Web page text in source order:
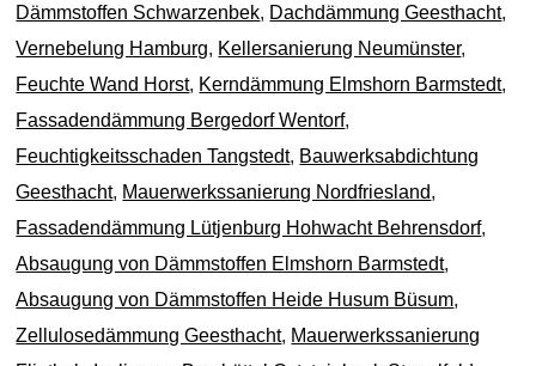
Dämmstoffen Schwarzenbek, Dachdämmung Geesthacht,
Vernebelung Hamburg, Kellersanierung Neumünster,
Feuchte Wand Horst, Kerndämmung Elmshorn Barmstedt,
Fassadendämmung Bergedorf Wentorf,
Feuchtigkeitsschaden Tangstedt, Bauwerksabdichtung
Geesthacht, Mauerwerkssanierung Nordfriesland,
Fassadendämmung Lütjenburg Hohwacht Behrensdorf,
Absaugung von Dämmstoffen Elmshorn Barmstedt,
Absaugung von Dämmstoffen Heide Husum Büsum,
Zellulosedämmung Geesthacht, Mauerwerkssanierung